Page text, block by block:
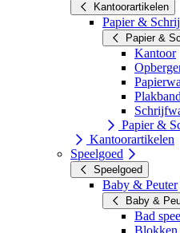
Kantoorartikelen
Papier &
Papier &
Kantoor
Papier &
Kantoorartikelen
Speelgoed
Speelgoed
Baby & Peuter
Baby &
Bad
Blokken